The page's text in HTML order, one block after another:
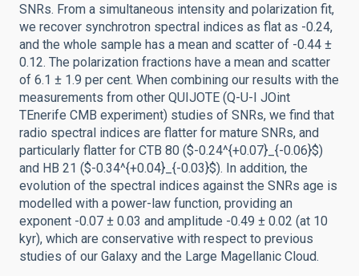
SNRs. From a simultaneous intensity and polarization fit,
we recover synchrotron spectral indices as flat as -0.24,
and the whole sample has a mean and scatter of -0.44 ±
0.12. The polarization fractions have a mean and scatter
of 6.1 ± 1.9 per cent. When combining our results with the
measurements from other QUIJOTE (Q-U-I JOint
TEnerife CMB experiment) studies of SNRs, we find that
radio spectral indices are flatter for mature SNRs, and
particularly flatter for CTB 80 ($-0.24^{+0.07}_{-0.06}$)
and HB 21 ($-0.34^{+0.04}_{-0.03}$). In addition, the
evolution of the spectral indices against the SNRs age is
modelled with a power-law function, providing an
exponent -0.07 ± 0.03 and amplitude -0.49 ± 0.02 (at 10
kyr), which are conservative with respect to previous
studies of our Galaxy and the Large Magellanic Cloud.